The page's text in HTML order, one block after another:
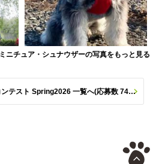
ミニチュア・シュナウザーの写真をもっと見る
イヌトミィ モデル犬フォトコンテスト Spring2026 一覧へ(応募数 747枚)